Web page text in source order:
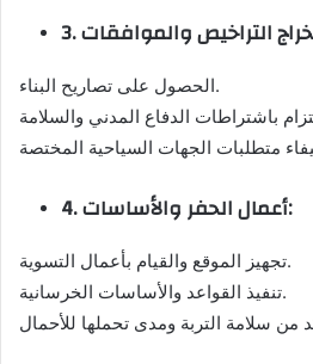
الحصول على تصاريح البناء.
4. أعمال الحفر والأساسات:
تجهيز الموقع والقيام بأعمال التسوية.
تنفيذ القواعد والأساسات الخرسانية.